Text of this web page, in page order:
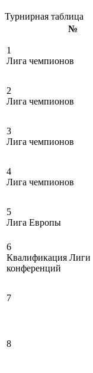
Турнирная таблица
№
1
Лига чемпионов
2
Лига чемпионов
3
Лига чемпионов
4
Лига чемпионов
5
Лига Европы
6
Квалификация Лиги
конференций
7
8